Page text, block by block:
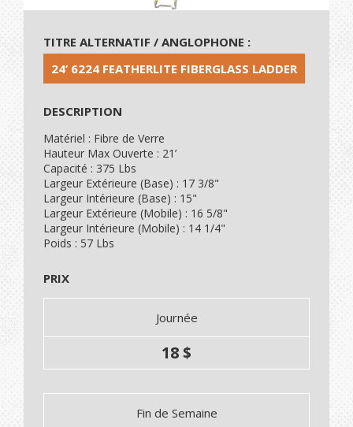
TITRE ALTERNATIF / ANGLOPHONE :
24’ 6224 FEATHERLITE FIBERGLASS LADDER
DESCRIPTION
Matériel : Fibre de Verre
Hauteur Max Ouverte : 21’
Capacité : 375 Lbs
Largeur Extérieure (Base) : 17 3/8"
Largeur Intérieure (Base) : 15"
Largeur Extérieure (Mobile) : 16 5/8"
Largeur Intérieure (Mobile) : 14 1/4"
Poids : 57 Lbs
PRIX
Journée
18 $
Fin de Semaine